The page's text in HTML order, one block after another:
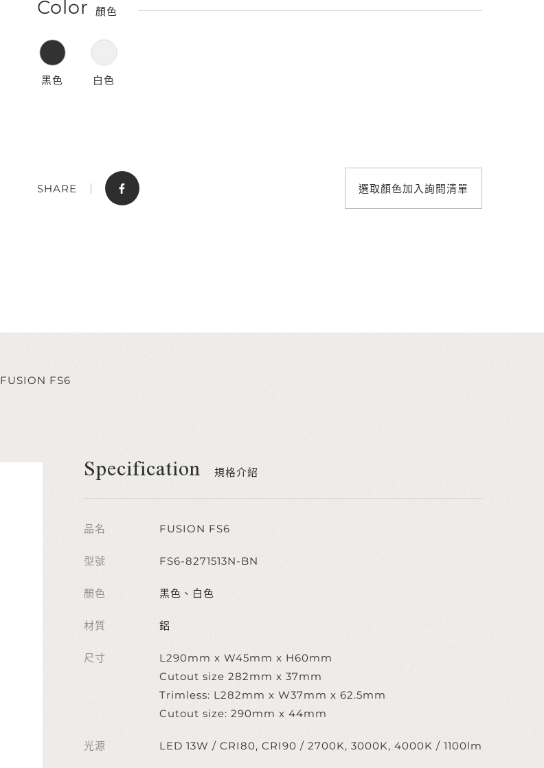
Color 顏色
黑色 白色
選取顏色加入詢問清單
SHARE
FUSION FS6
Specification 規格介紹
品名 FUSION FS6
型號 FS6-8271513N-BN
顏色 黑色、白色
材質 鋁
尺寸
L290mm x W45mm x H60mm
Cutout size 282mm x 37mm
Trimless: L282mm x W37mm x 62.5mm
Cutout size: 290mm x 44mm
光源 LED 13W / CRI80, CRI90 / 2700K, 3000K, 4000K / 1100lm